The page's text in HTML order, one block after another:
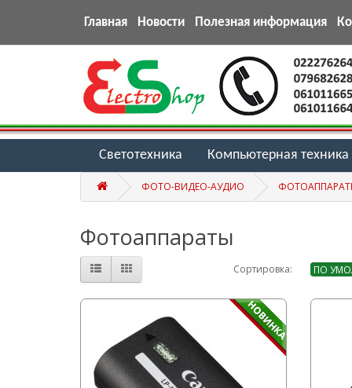
Главная Новости Полезная информация
Светотехника Компьютерная техника
ФОТО-ВИДЕО-АУДИО
Фотоаппараты
Сортировка: